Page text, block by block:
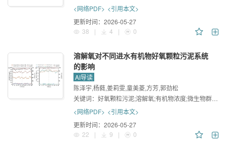
<网络PDF> <引用本文>
更新时间： 2026-05-27
38
| 4 | 0
溶解氧对不同进水有机物好氧颗粒污泥系统
的影响
AI导读
陈泽宇,杨蕤,姜莉雯,童美菱,方芳,郭劲松
关键词： 好氧颗粒污泥;溶解氧;有机物浓度;微生物群落;功能预测
<网络PDF> <引用本文>
更新时间： 2026-05-27
22
| 9 | 0